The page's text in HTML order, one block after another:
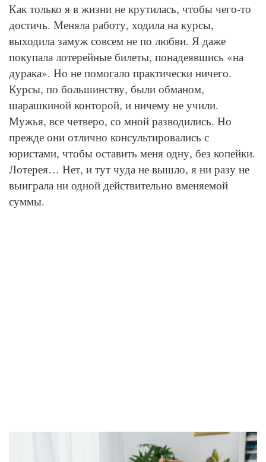
Как только я в жизни не крутилась, чтобы чего-то
достичь. Меняла работу, ходила на курсы,
выходила замуж совсем не по любви. Я даже
покупала лотерейные билеты, понадеявшись «на
дурака». Но не помогало практически ничего.
Курсы, по большинству, были обманом,
шарашкиной конторой, и ничему не учили.
Мужья, все четверо, со мной разводились. Но
прежде они отлично консультировались с
юристами, чтобы оставить меня одну, без копейки.
Лотерея… Нет, и тут чуда не вышло, я ни разу не
выиграла ни одной действительно вменяемой
суммы.